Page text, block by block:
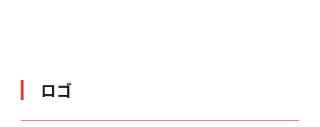
ロゴ